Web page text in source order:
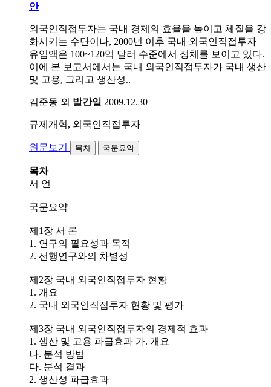
안
외국인직접투자는 국내 경제의 효율을 높이고 체질을 강
화시키는 수단이나, 2000년 이후 국내 외국인직접투자
유입액은 100~120억 달러 수준에서 정체를 보이고 있다.
이에 본 보고서에서는 국내 외국인직접투자가 국내 생산
및 고용, 그리고 생산성..
김준동 외 발간일 2009.12.30
규제개혁, 외국인직접투자
원문보기 목차 국문요약
목차
서 언
국문요약
제1장 서 론
1. 연구의 필요성과 목적
2. 선행연구와의 차별성
제2장 국내 외국인직접투자 현황
1. 개요
2. 국내 외국인직접투자 현황 및 평가
제3장 국내 외국인직접투자의 경제적 효과
1. 생산 및 고용 파급효과 가. 개요
나. 분석 방법
다. 분석 결과
2. 생산성 파급효과